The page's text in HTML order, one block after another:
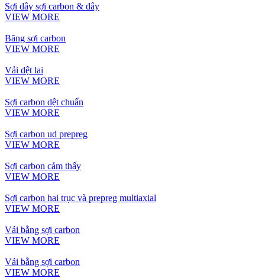
Sợi dây sợi carbon & dây
VIEW MORE
Băng sợi carbon
VIEW MORE
Vải dệt lai
VIEW MORE
Sợi carbon dệt chuẩn
VIEW MORE
Sợi carbon ud prepreg
VIEW MORE
Sợi carbon cảm thấy
VIEW MORE
Sợi carbon hai trục và prepreg multiaxial
VIEW MORE
Vải bằng sợi carbon
VIEW MORE
Vải bằng sợi carbon
VIEW MORE